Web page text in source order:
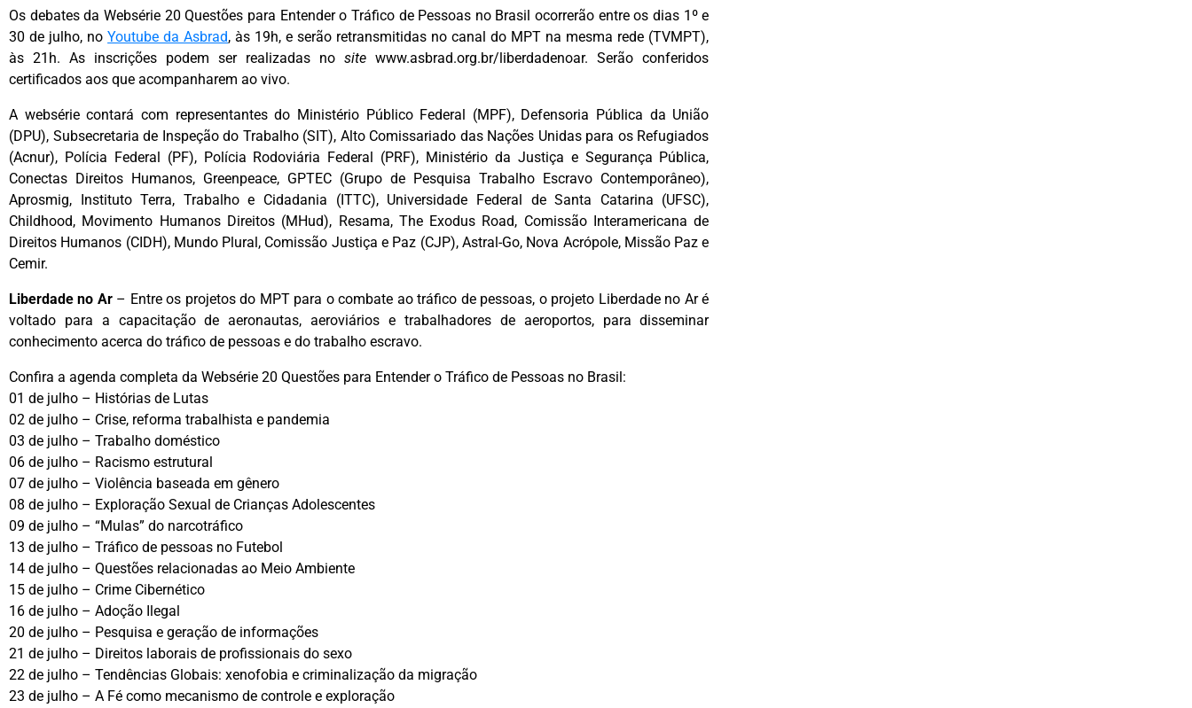
Os debates da Websérie 20 Questões para Entender o Tráfico de Pessoas no Brasil ocorrerão entre os dias 1º e
30 de julho, noYoutube da Asbrad, às 19h, e serão retransmitidas no canal do MPT na mesma rede (TVMPT),
às 21h. As inscrições podem ser realizadas nosite www.asbrad.org.br/liberdadenoar. Serão conferidos
certificados aos que acompanharem ao vivo.
A websérie contará com representantes do Ministério Público Federal (MPF), Defensoria Pública da União
(DPU), Subsecretaria de Inspeção do Trabalho (SIT), Alto Comissariado das Nações Unidas para os Refugiados
(Acnur), Polícia Federal (PF), Polícia Rodoviária Federal (PRF), Ministério da Justiça e Segurança Pública,
Conectas Direitos Humanos, Greenpeace, GPTEC (Grupo de Pesquisa Trabalho Escravo Contemporâneo),
Aprosmig, Instituto Terra, Trabalho e Cidadania (ITTC), Universidade Federal de Santa Catarina (UFSC),
Childhood, Movimento Humanos Direitos (MHud), Resama, The Exodus Road, Comissão Interamericana de
Direitos Humanos (CIDH), Mundo Plural, Comissão Justiça e Paz (CJP), Astral-Go, Nova Acrópole, Missão Paz e
Cemir.
Liberdade no Ar – Entre os projetos do MPT para o combate ao tráfico de pessoas, o projeto Liberdade no Ar é
voltado para a capacitação de aeronautas, aeroviários e trabalhadores de aeroportos, para disseminar
conhecimento acerca do tráfico de pessoas e do trabalho escravo.
Confira a agenda completa da Websérie 20 Questões para Entender o Tráfico de Pessoas no Brasil:
01 de julho – Histórias de Lutas
02 de julho – Crise, reforma trabalhista e pandemia
03 de julho – Trabalho doméstico
06 de julho – Racismo estrutural
07 de julho – Violência baseada em gênero
08 de julho – Exploração Sexual de Crianças Adolescentes
09 de julho – “Mulas” do narcotráfico
13 de julho – Tráfico de pessoas no Futebol
14 de julho – Questões relacionadas ao Meio Ambiente
15 de julho – Crime Cibernético
16 de julho – Adoção Ilegal
20 de julho – Pesquisa e geração de informações
21 de julho – Direitos laborais de profissionais do sexo
22 de julho – Tendências Globais: xenofobia e criminalização da migração
23 de julho – A Fé como mecanismo de controle e exploração